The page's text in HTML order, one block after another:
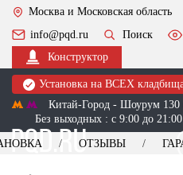
Москва и Московская область
info@pqd.ru
Поиск
Конструктор
Установка на ВСЕХ
Китай-Город - Шоурум 130
Без выходных : с 9:00 до 21:00
ОТЗЫВЫ